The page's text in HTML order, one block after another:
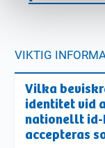
VIKTIG
Vilka
identitet vid
nationellt id-
accepteras